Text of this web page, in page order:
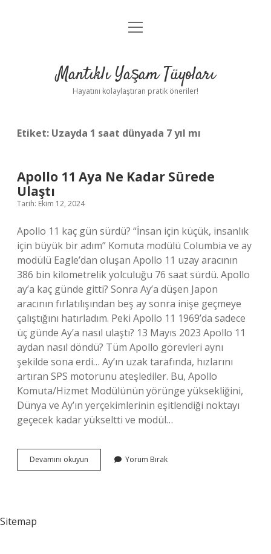
Anasayfa
Yasal Uyarı
menüyü
Mantıklı Yaşam Tüyoları
Hayatını kolaylaştıran pratik öneriler!
Etiket: Uzayda 1 saat dünyada 7 yıl mı
Apollo 11 Aya Ne Kadar Sürede
Ulaştı
Tarih: Ekim 12, 2024
Apollo 11 kaç gün sürdü? “İnsan için küçük, insanlık
için büyük bir adım” Komuta modülü Columbia ve ay
modülü Eagle’dan oluşan Apollo 11 uzay aracının
386 bin kilometrelik yolculuğu 76 saat sürdü. Apollo
ay’a kaç günde gitti? Sonra Ay’a düşen Japon
aracının fırlatılışından beş ay sonra inişe geçmeye
çalıştığını hatırladım. Peki Apollo 11 1969’da sadece
üç günde Ay’a nasıl ulaştı? 13 Mayıs 2023 Apollo 11
aydan nasıl döndü? Tüm Apollo görevleri aynı
şekilde sona erdi… Ay’ın uzak tarafında, hızlarını
artıran SPS motorunu ateşlediler. Bu, Apollo
Komuta/Hizmet Modülünün yörünge yüksekliğini,
Dünya ve Ay’ın yerçekimlerinin eşitlendiği noktayı
geçecek kadar yükseltti ve modül…
Devamını okuyun
11
Yorum Bırak
Sitemap